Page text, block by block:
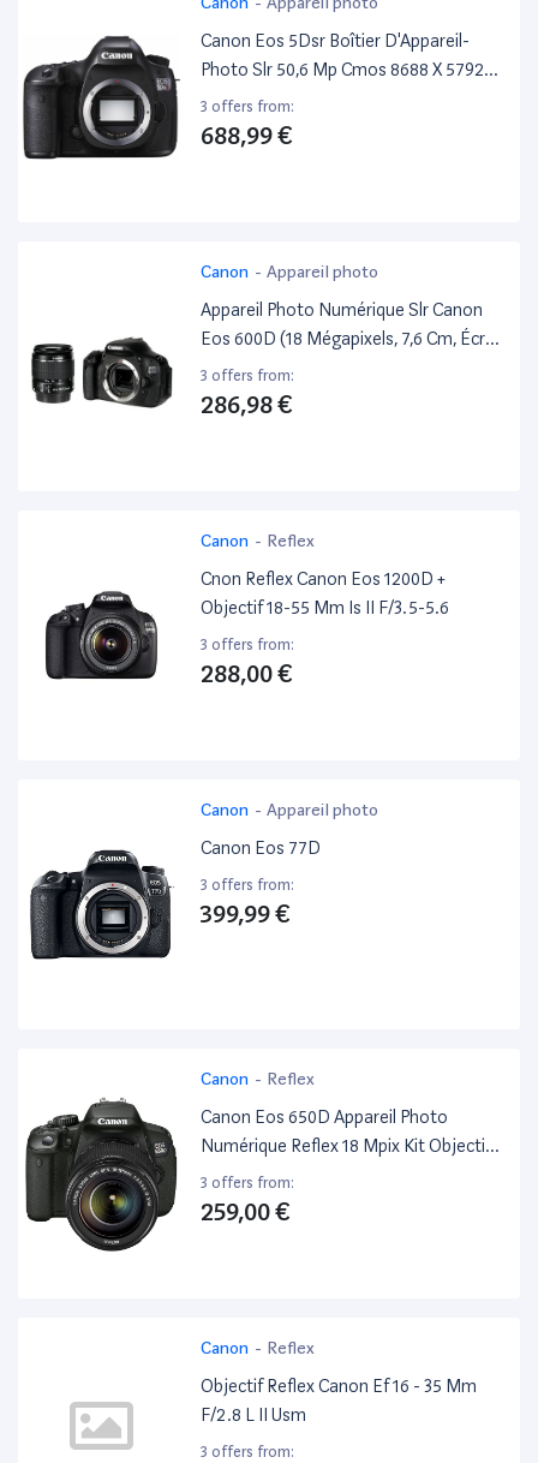
Canon Eos 5Dsr Boîtier D'Appareil-
Photo Slr 50,6 Mp Cmos 8688 X 5792
Pixels Noir - Appareils Photos
Numériques (50,6 Mp, 8688 X 5792
3 offers from:
688,99 €
Canon - Appareil photo
Appareil Photo Numérique Slr Canon
Eos 600D (18 Mégapixels, 7,6 Cm, Écran
Pivotant, Full Hd)
3 offers from:
286,98 €
Canon - Reflex
Cnon Reflex Canon Eos 1200D +
Objectif 18-55 Mm Is II F/3.5-5.6
3 offers from:
288,00 €
Canon - Appareil photo
Canon Eos 77D
3 offers from:
399,99 €
Canon - Reflex
Canon Eos 650D Appareil Photo
Numérique Reflex 18 Mpix Kit Objectif
18-135Mm Is Noir
3 offers from:
259,00 €
Canon - Reflex
Objectif Reflex Canon Ef 16 - 35 Mm
F/2.8 L II Usm
3 offers from: